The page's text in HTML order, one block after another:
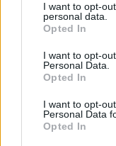
I want to opt-
personal data.
Opted In
I want to opt-
Personal Data.
Opted In
I want to opt-
Personal Data
Opted In
Τα τελευταία
το μέλλον;
τεχνητή νοημοσύνη;
Οι ψηφιακές
παρακολούθηση της